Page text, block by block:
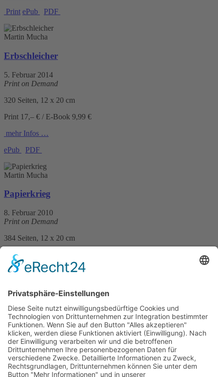
Print ePub PDF
Martin Mucha
Erbschleicher
5. Februar 2014
Print on Demand
320 Seiten, 12 x 20 cm
Print 17,– € / E-Book 9,99 €
mehr Infos …
ePub
PDF
Martin Mucha
Papierkrieg
8. Februar 2010
Print on Demand
384 Seiten, 12 x 20 cm
Print 19,– € / E-Book 9,99 €
mehr Infos …
Martin Mucha
Seelenschacher
7. Februar 2011
Print on Demand